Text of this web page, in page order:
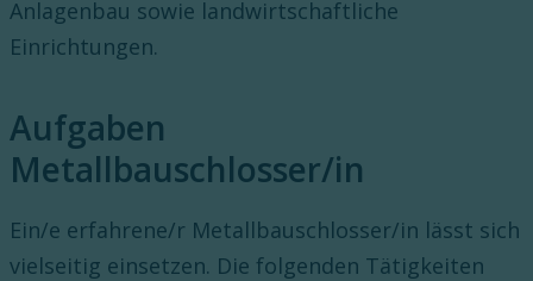
Anlagenbau sowie landwirtschaftliche
Einrichtungen.
Aufgaben
Metallbauschlosser/in
Ein/e erfahrene/r Metallbauschlosser/in lässt sich
vielseitig einsetzen. Die folgenden Tätigkeiten